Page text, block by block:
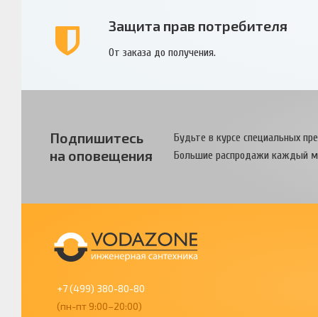
Защита прав потребителя
От заказа до получения.
Подпишитесь
на оповещения
Будьте в курсе специальных
Большие распродажи каждый
+7 (499) 380-80-80
(пн-пт 9:00–20:00)